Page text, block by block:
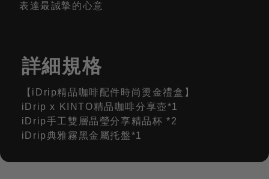
表達最誠摯的心意
詳細規格
【iDrip精品咖啡配件時尚燙金禮盒】
iDrip x KINTO精品咖啡分享壺*1
iDrip手工雙層晶瑩分享精品杯 *2
iDrip典雅霧黑金屬托盤*1